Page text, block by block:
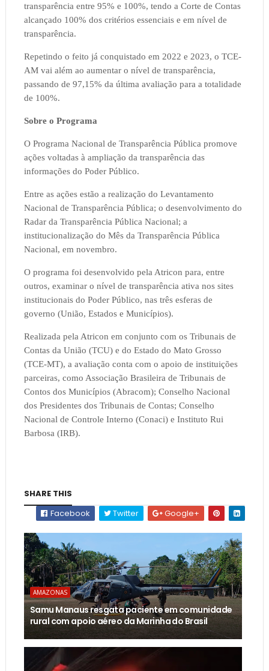
transparência entre 95% e 100%, tendo a Corte de Contas
alcançado 100% dos critérios essenciais e em nível de
transparência.
Repetindo o feito já conquistado em 2022 e 2023, o TCE-
AM vai além ao aumentar o nível de transparência,
passando de 97,15% da última avaliação para a totalidade
de 100%.
Sobre o Programa
O Programa Nacional de Transparência Pública promove
ações voltadas à ampliação da transparência das
informações do Poder Público.
Entre as ações estão a realização do Levantamento
Nacional de Transparência Pública; o desenvolvimento do
Radar da Transparência Pública Nacional; a
institucionalização do Mês da Transparência Pública
Nacional, em novembro.
O programa foi desenvolvido pela Atricon para, entre
outros, examinar o nível de transparência ativa nos sites
institucionais do Poder Público, nas três esferas de
governo (União, Estados e Municípios).
Realizada pela Atricon em conjunto com os Tribunais de
Contas da União (TCU) e do Estado do Mato Grosso
(TCE-MT), a avaliação conta com o apoio de instituições
parceiras, como Associação Brasileira de Tribunais de
Contos dos Municípios (Abracom); Conselho Nacional
dos Presidentes dos Tribunais de Contas; Conselho
Nacional de Controle Interno (Conaci) e Instituto Rui
Barbosa (IRB).
SHARE THIS
Facebook
Twitter Google+
AMAZONAS
Samu Manaus resgata paciente em comunidade
rural com apoio aéreo da Marinha do Brasil